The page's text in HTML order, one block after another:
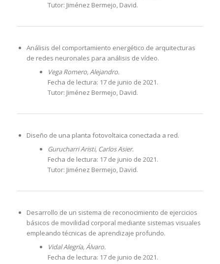
Tutor: Jiménez Bermejo, David.
Análisis del comportamiento energético de arquitecturas
de redes neuronales para análisis de vídeo.
Vega Romero, Alejandro.
Fecha de lectura: 17 de junio de 2021.
Tutor: Jiménez Bermejo, David.
Diseño de una planta fotovoltaica conectada a red.
Gurucharri Aristi, Carlos Asier.
Fecha de lectura: 17 de junio de 2021.
Tutor: Jiménez Bermejo, David.
Desarrollo de un sistema de reconocimiento de ejercicios
básicos de movilidad corporal mediante sistemas visuales
empleando técnicas de aprendizaje profundo.
Vidal Alegría, Álvaro.
Fecha de lectura: 17 de junio de 2021.